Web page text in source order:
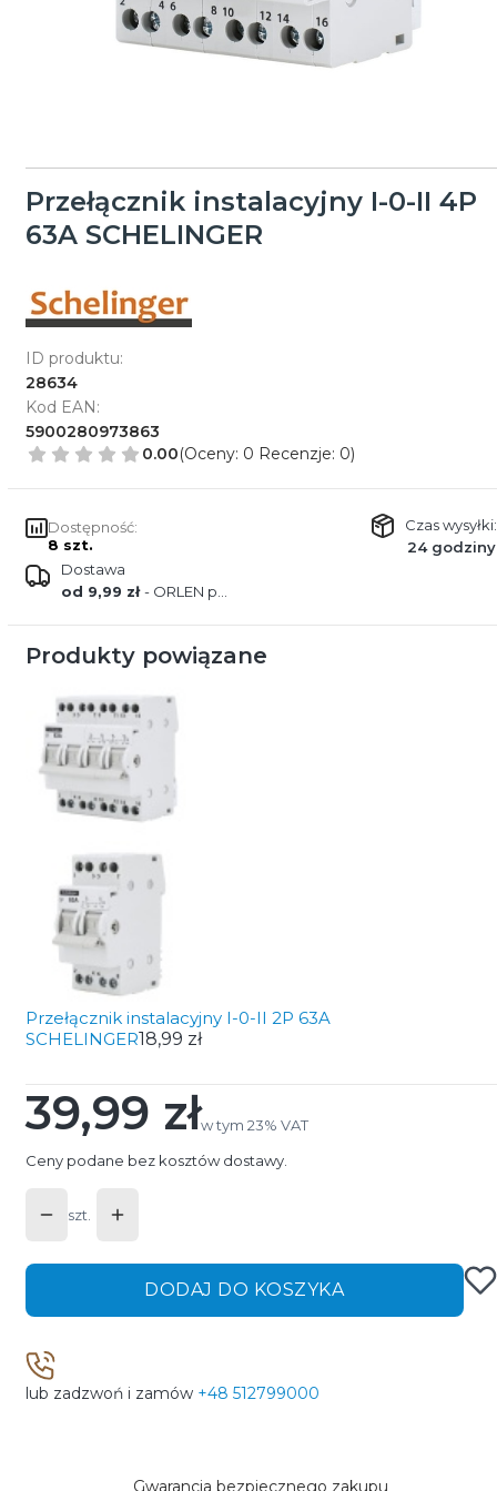
Przełącznik instalacyjny I-0-II 4P
63A SCHELINGER
ID produktu:
28634
Kod EAN:
5900280973863
0.00(Oceny: 0 Recenzje: 0)
Dostępność:
8 szt.
Czas wysyłki:
24 godziny
Dostawa
od 9,99 zł- ORLEN paczka
Produkty powiązane
Przełącznik instalacyjny I-0-II 2P 63A
SCHELINGER18,99 zł
Cena
39,99 złw tym 23% VAT
w tym 23% VAT
Ceny podane bez kosztów dostawy.
szt.
DODAJ DO KOSZYKA
lub zadzwoń i zamów +48 512799000
Gwarancja bezpiecznego zakupu